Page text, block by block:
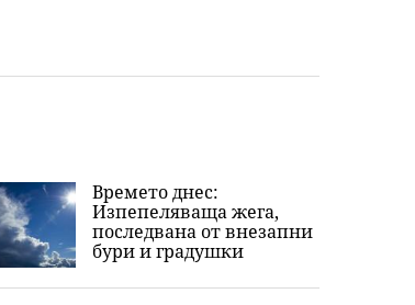
Времето днес:
Изпепеляваща жега,
последвана от внезапни
бури и градушки